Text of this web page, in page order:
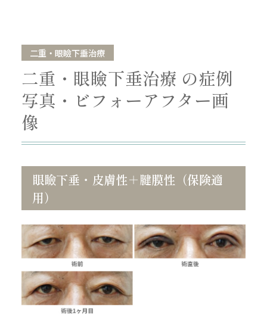
二重・眼瞼下垂治療
二重・眼瞼下垂治療 の症例
写真・ビフォーアフター画
像
眼瞼下垂・皮膚性＋腱膜性（保険適
用）